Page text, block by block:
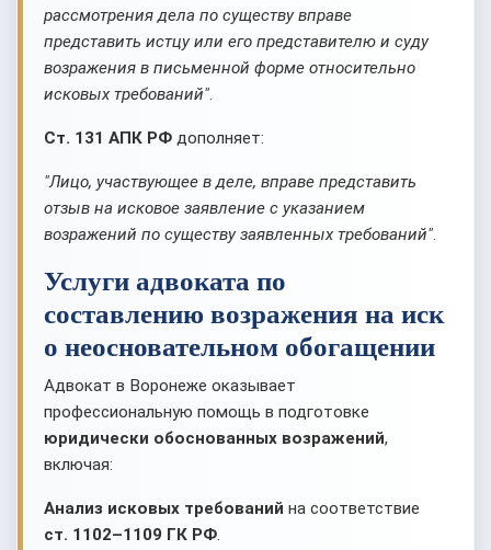
рассмотрения дела по существу вправе
представить истцу или его представителю и суду
возражения в письменной форме относительно
исковых требований".
Ст. 131 АПК РФ дополняет:
"Лицо, участвующее в деле, вправе представить
отзыв на исковое заявление с указанием
возражений по существу заявленных требований".
Услуги адвоката по
составлению возражения на иск
о неосновательном обогащении
Адвокат в Воронеже оказывает
профессиональную помощь в подготовке
юридически обоснованных возражений,
включая:
Анализ исковых требований на соответствие
ст. 1102–1109 ГК РФ.